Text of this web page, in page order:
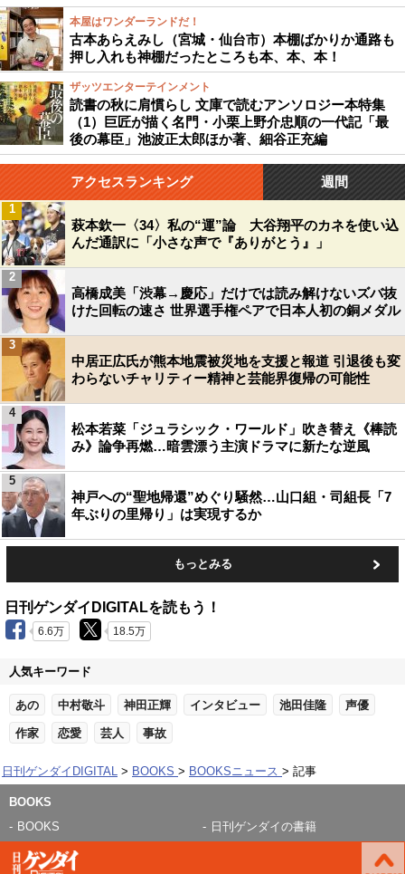
本屋はワンダーランドだ！
古本あらえみし（宮城・仙台市）本棚ばかりか通路も
押し入れも神棚だったところも本、本、本！
ザッツエンターテインメント
読書の秋に肩慣らし 文庫で読むアンソロジー本特集
（1）巨匠が描く名門・小栗上野介忠順の一代記「最
後の幕臣」池波正太郎ほか著、細谷正充編
アクセスランキング 週間
萩本欽一〈34〉私の“運”論 大谷翔平のカネを使い込
んだ通訳に「小さな声で『ありがとう』」
1
高橋成美「渋幕→慶応」だけでは読み解けないズバ抜
けた回転の速さ 世界選手権ペアで日本人初の銅メダル
2
中居正広氏が熊本地震被災地を支援と報道 引退後も変
わらないチャリティー精神と芸能界復帰の可能性
3
松本若菜「ジュラシック・ワールド」吹き替え《棒読
み》論争再燃…暗雲漂う主演ドラマに新たな逆風
4
神戸への“聖地帰還”めぐり騒然…山口組・司組長「7
年ぶりの里帰り」は実現するか
5
もっとみる
日刊ゲンダイDIGITALを読もう！
6.6万 18.5万
人気キーワード
あの 中村敬斗 神田正輝 インタビュー 池田佳隆 声優
作家 恋愛 芸人 事故
日刊ゲンダイDIGITAL BOOKS BOOKSニュース 記事
BOOKS
BOOKS
日刊ゲンダイの書籍